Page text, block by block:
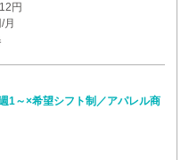
円
月
1～×希望シフト制／アパレル商